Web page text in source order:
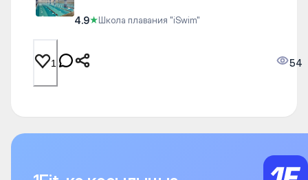
4.9★Школа плавания "iSwim"
1 54